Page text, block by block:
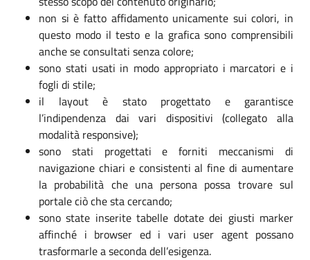
non si è fatto affidamento unicamente sui colori, in
questo modo il testo e la grafica sono comprensibili
anche se consultati senza colore;
sono stati usati in modo appropriato i marcatori e i
fogli di stile;
il layout è stato progettato e garantisce
l’indipendenza dai vari dispositivi (collegato alla
modalità responsive);
sono stati progettati e forniti meccanismi di
navigazione chiari e consistenti al fine di aumentare
la probabilità che una persona possa trovare sul
portale ciò che sta cercando;
sono state inserite tabelle dotate dei giusti marker
affinché i browser ed i vari user agent possano
trasformarle a seconda dell’esigenza.